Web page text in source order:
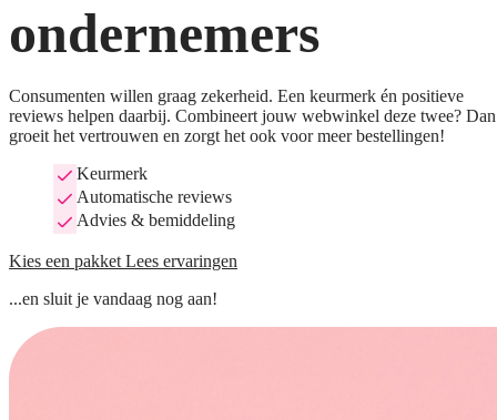
ondernemers
Consumenten willen graag zekerheid. Een keurmerk én positieve
reviews helpen daarbij. Combineert jouw webwinkel deze twee? Dan
groeit het vertrouwen en zorgt het ook voor meer bestellingen!
Keurmerk
Automatische reviews
Advies & bemiddeling
Kies een pakket Lees ervaringen
...en sluit je vandaag nog aan!